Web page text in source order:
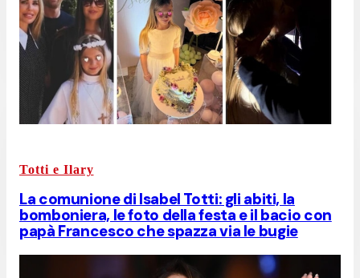
Totti e Ilary
La comunione di Isabel Totti: gli abiti, la
bomboniera, le foto della festa e il bacio con
papà Francesco che spazza via le bugie